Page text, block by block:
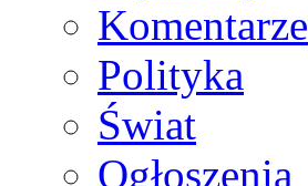
Komentarze
Polityka
Świat
Ogłoszenia